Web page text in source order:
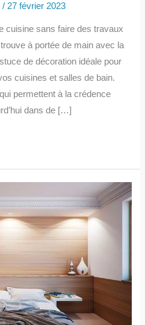
/ 27 février 2023
cuisine sans faire des travaux
à portée de main avec la
de décoration idéale pour
cuisines et salles de bain.
permettent à la crédence
dans de […]